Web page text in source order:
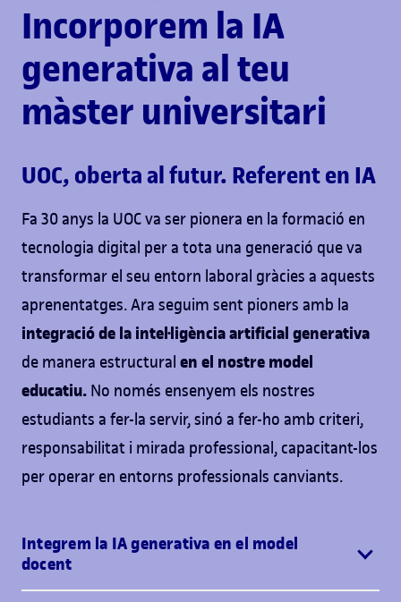
Incorporem la IA
generativa al teu
màster universitari
UOC, oberta al futur. Referent en IA
Fa 30 anys la UOC va ser pionera en la formació en
tecnologia digital per a tota una generació que va
transformar el seu entorn laboral gràcies a aquests
aprenentatges. Ara seguim sent pioners amb la
integració de la intel·ligència artificial generativa
de manera estructural en el nostre model
educatiu. No només ensenyem els nostres
estudiants a fer-la servir, sinó a fer-ho amb criteri,
responsabilitat i mirada professional, capacitant-los
per operar en entorns professionals canviants.
Integrem la IA generativa en el model
docent